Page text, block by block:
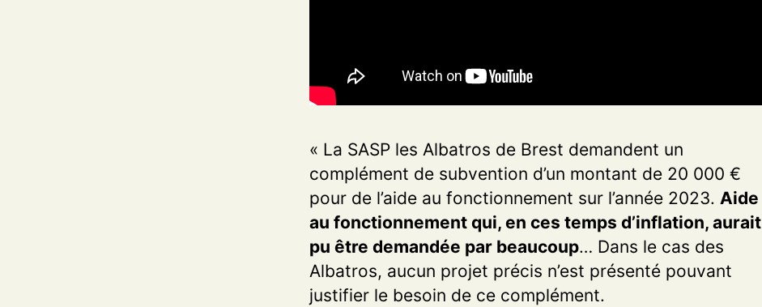
« La SASP les Albatros de Brest demandent un
complément de subvention d’un montant de 20 000 €
pour de l’aide au fonctionnement sur l’année 2023. Aide
au fonctionnement qui, en ces temps d’inflation, aurait
pu être demandée par beaucoup… Dans le cas des
Albatros, aucun projet précis n’est présenté pouvant
justifier le besoin de ce complément.